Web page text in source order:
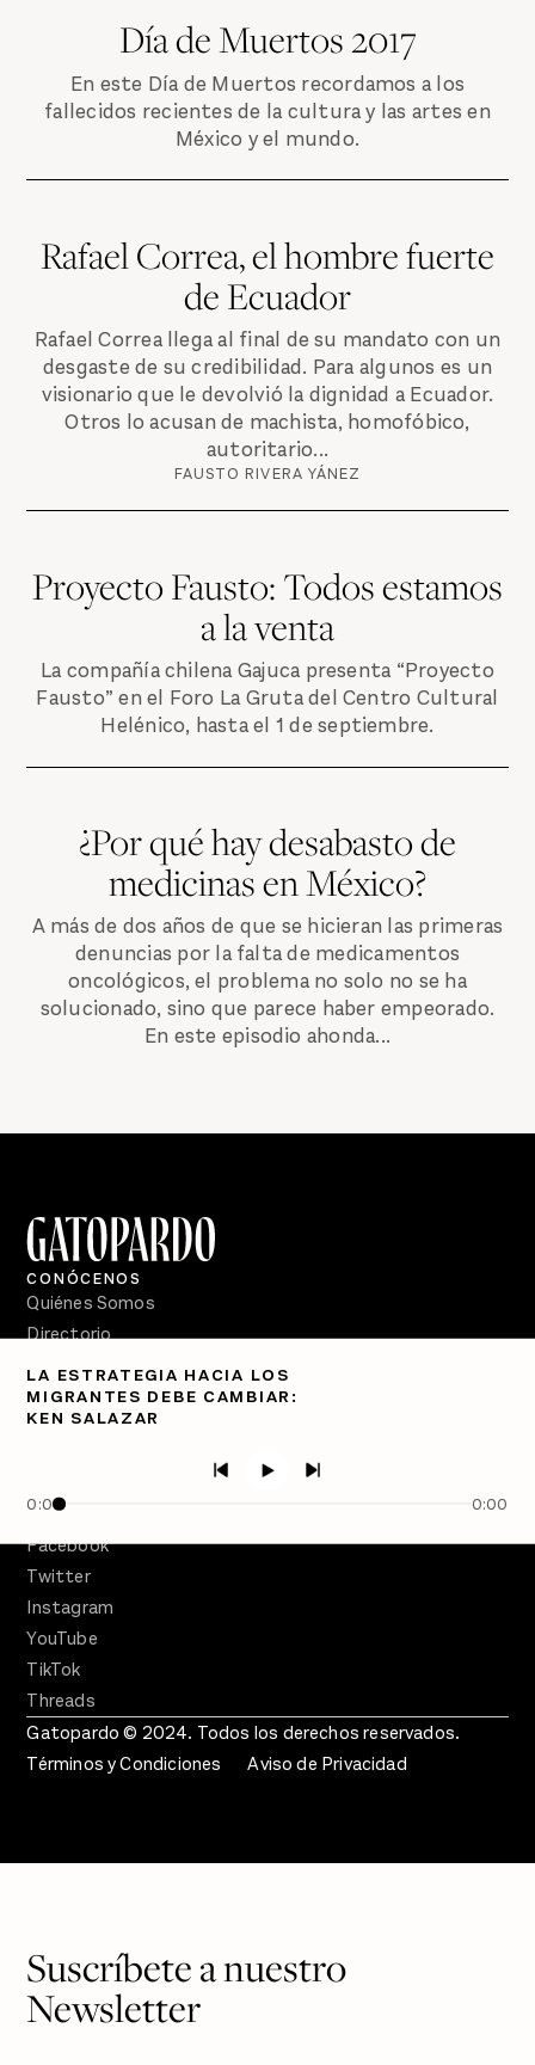
Día de Muertos 2017
En este Día de Muertos recordamos a los
fallecidos recientes de la cultura y las artes en
México y el mundo.
Rafael Correa, el hombre fuerte
de Ecuador
Rafael Correa llega al final de su mandato con un
desgaste de su credibilidad. Para algunos es un
visionario que le devolvió la dignidad a Ecuador.
Otros lo acusan de machista, homofóbico,
autoritario...
FAUSTO RIVERA YÁNEZ
Proyecto Fausto: Todos estamos
a la venta
La compañía chilena Gajuca presenta “Proyecto
Fausto” en el Foro La Gruta del Centro Cultural
Helénico, hasta el 1 de septiembre.
¿Por qué hay desabasto de
medicinas en México?
A más de dos años de que se hicieran las primeras
denuncias por la falta de medicamentos
oncológicos, el problema no solo no se ha
solucionado, sino que parece haber empeorado.
En este episodio ahonda...
LA ESTRATEGIA HACIA LOS
MIGRANTES DEBE CAMBIAR:
KEN SALAZAR
0:00 0:00
CONÓCENOS
Quiénes Somos
Directorio
PÓDCASTS
Semanario Gatopardo
Facebook
Twitter
Instagram
YouTube
TikTok
Threads
Gatopardo © 2024. Todos los derechos reservados.
Términos y Condiciones
Aviso de Privacidad
Suscríbete a nuestro
Newsletter